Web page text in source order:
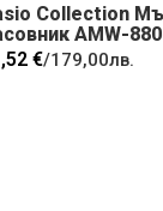
Collection
AMW-
€/179,00лв.